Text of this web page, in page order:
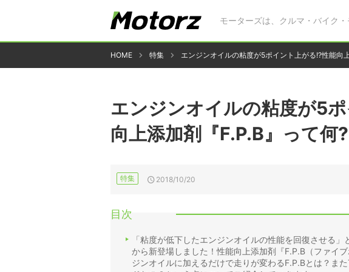
モーターズは、クルマ・バイク
HOME 特集 エンジンオイルの粘度が5ポイント上がる!?性能向
エンジンオイルの粘度が5
向上添加剤『F.P.B』って何?
特集 2018/10/20
目次
「粘度が低下したエンジンオイルの性能を回復させる
から新登場しました！性能向上添加剤『F.P.B（ファイ
ジンオイルに加えるだけで走りが変わるF.P.Bとは？ま